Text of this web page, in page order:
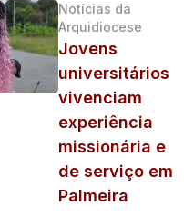
Notícias da
Arquidiocese
Jovens
universitários
vivenciam
experiência
missionária e
de serviço em
Palmeira